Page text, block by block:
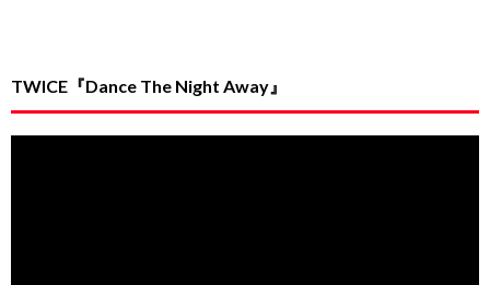
TWICE『Dance The Night Away』